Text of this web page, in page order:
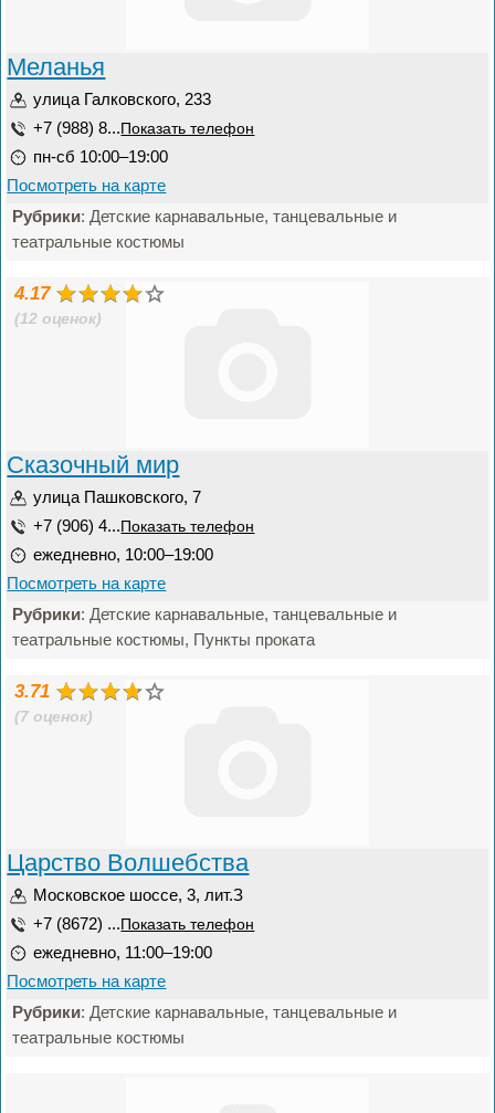
Меланья
улица Галковского, 233
+7 (988) 8... Показать телефон
пн-сб 10:00–19:00
Посмотреть на карте
Рубрики: Детские карнавальные, танцевальные и
театральные костюмы
4.17
(12 оценок)
Сказочный мир
улица Пашковского, 7
+7 (906) 4... Показать телефон
ежедневно, 10:00–19:00
Посмотреть на карте
Рубрики: Детские карнавальные, танцевальные и
театральные костюмы, Пункты проката
3.71
(7 оценок)
Царство Волшебства
Московское шоссе, 3, лит.З
+7 (8672) ... Показать телефон
ежедневно, 11:00–19:00
Посмотреть на карте
Рубрики: Детские карнавальные, танцевальные и
театральные костюмы